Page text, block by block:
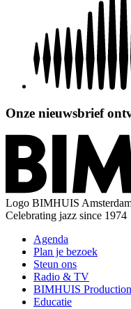
Onze nieuwsbrief
Logo BIMHUIS
Celebrating jazz since 1974
Agenda
Plan je bezoek
Steun ons
Radio & TV
BIMHUIS
Educatie